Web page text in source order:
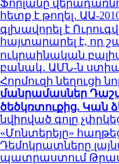
Ֆորլանը
հետք է թողել․ ԱԱ-
գլխավորել է
հայտարարել է, որ
ուկրաինական
բանակ․ ԱՄՆ-ն
Հորմուզի նեղուցի
մանրամասներ
ծեծկռտուքից. Կան
նվիրված գոլը
«Մոնտերեյը»
Դեմոկրատները
պատրաստում